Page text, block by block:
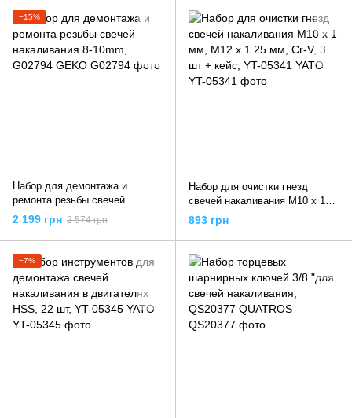
−15%
Набор для демонтажа и
ремонта резьбы свечей
накаливания 8-10mm, G02794
2 199 грн 2 574 грн
Набор для очистки гнезд
свечей накаливания M10 x 1
мм, M12 x 1.25 мм, Cr-V, 3 шт
+ кейс, YT-05341 YATO
893 грн
−7%